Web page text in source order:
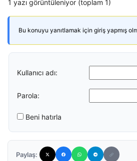
1 yazı görüntüleniyor (toplam 1)
Bu konuyu yanıtlamak için giriş yapmış
Kullanıcı adı:
Parola:
Beni hatırla
Paylaş: